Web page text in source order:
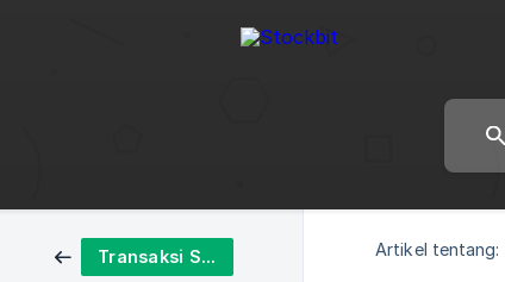
Transaksi Saham Artikel tentang: